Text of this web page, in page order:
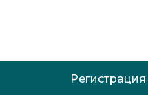
Регистрация